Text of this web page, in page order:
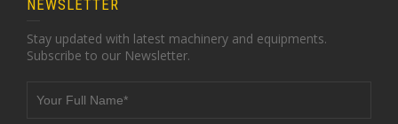
NEWSLETTER
Stay updated with latest machinery and equipments.
Subscribe to our Newsletter.